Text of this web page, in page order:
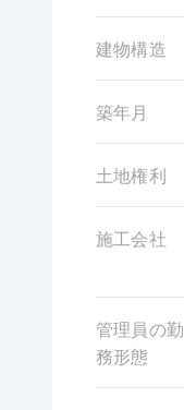
建物構造
築年月
土地権利
施工会社
管理員の勤
務形態